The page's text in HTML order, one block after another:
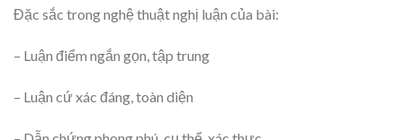
Đặc sắc trong nghệ thuật nghị luận của bài:
– Luận điểm ngắn gọn, tập trung
– Luận cứ xác đáng, toàn diện